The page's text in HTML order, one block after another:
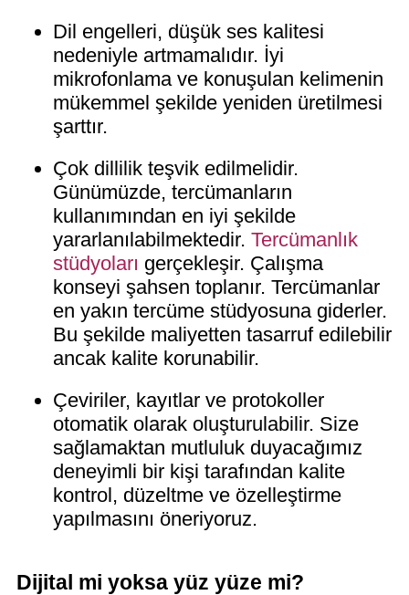
Dil engelleri, düşük ses kalitesi
nedeniyle artmamalıdır. İyi
mikrofonlama ve konuşulan kelimenin
mükemmel şekilde yeniden üretilmesi
şarttır.
Çok dillilik teşvik edilmelidir.
Günümüzde, tercümanların
kullanımından en iyi şekilde
yararlanılabilmektedir. Tercümanlık
stüdyoları gerçekleşir. Çalışma
konseyi şahsen toplanır. Tercümanlar
en yakın tercüme stüdyosuna giderler.
Bu şekilde maliyetten tasarruf edilebilir
ancak kalite korunabilir.
Çeviriler, kayıtlar ve protokoller
otomatik olarak oluşturulabilir. Size
sağlamaktan mutluluk duyacağımız
deneyimli bir kişi tarafından kalite
kontrol, düzeltme ve özelleştirme
yapılmasını öneriyoruz.
Dijital mi yoksa yüz yüze mi?